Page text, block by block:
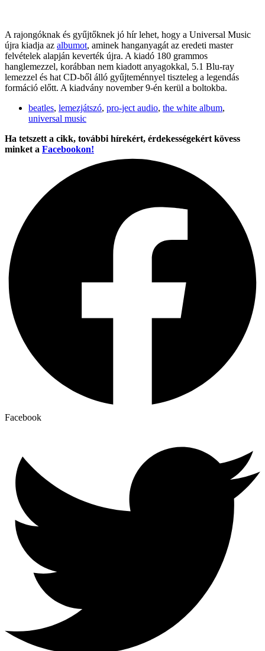
A rajongóknak és gyűjtőknek jó hír lehet, hogy a Universal Music
újra kiadja az albumot, aminek hanganyagát az eredeti master
felvételek alapján keverték újra. A kiadó 180 grammos
hanglemezzel, korábban nem kiadott anyagokkal, 5.1 Blu-ray
lemezzel és hat CD-ből álló gyűjteménnyel tiszteleg a legendás
formáció előtt. A kiadvány november 9-én kerül a boltokba.
beatles, lemezjátszó, pro-ject audio, the white album,
universal music
Ha tetszett a cikk, további hírekért, érdekességekért kövess
minket a Facebookon!
Facebook